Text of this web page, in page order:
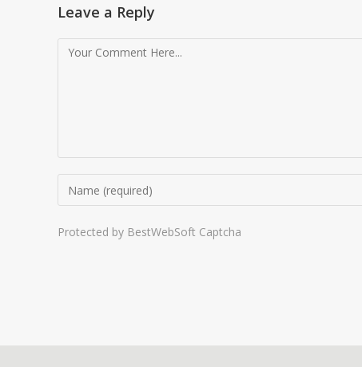
Leave a Reply
Protected by BestWebSoft Captcha